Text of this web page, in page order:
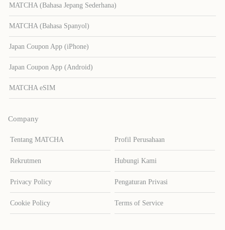
MATCHA (Bahasa Jepang Sederhana)
MATCHA (Bahasa Spanyol)
Japan Coupon App (iPhone)
Japan Coupon App (Android)
MATCHA eSIM
Company
Tentang MATCHA Profil Perusahaan
Rekrutmen Hubungi Kami
Privacy Policy Pengaturan Privasi
Cookie Policy Terms of Service